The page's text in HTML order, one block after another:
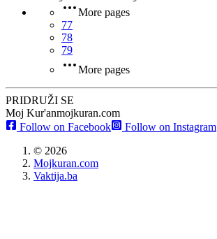
More pages
77
78
79
More pages
PRIDRUŽI SE
Moj Kur'anmojkuran.com
Follow on Facebook
Follow on Instagram
© 2026
Mojkuran.com
Vaktija.ba